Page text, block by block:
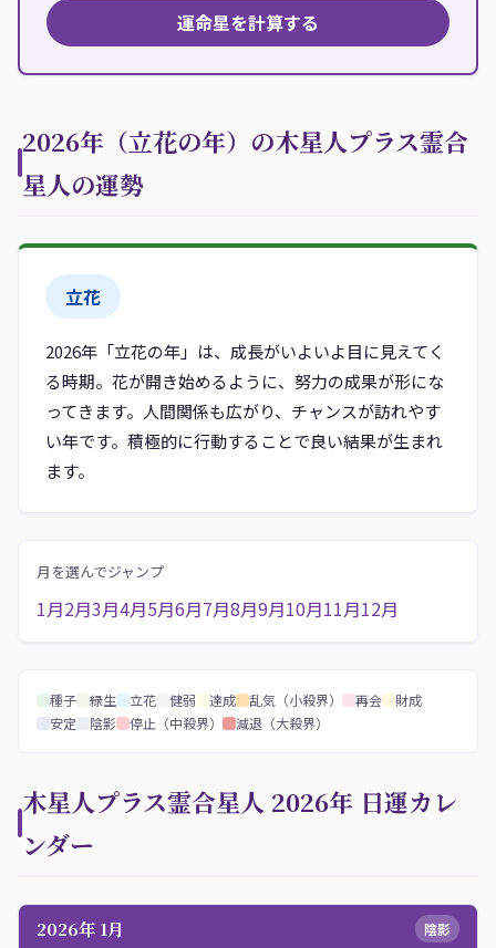
運命星を計算する
2026年（立花の年）の木星人プラス霊合
星人の運勢
立花
2026年「立花の年」は、成長がいよいよ目に見えてく
る時期。花が開き始めるように、努力の成果が形にな
ってきます。人間関係も広がり、チャンスが訪れやす
い年です。積極的に行動することで良い結果が生まれ
ます。
月を選んでジャンプ
1月2月3月4月5月6月7月8月9月10月11月12月
種子 緑生 立花 健弱 達成 乱気（小殺界） 再会
財成
安定
陰影 停止（中殺界） 減退（大殺界）
木星人プラス霊合星人 2026年 日運カレ
ンダー
2026年 1月 陰影